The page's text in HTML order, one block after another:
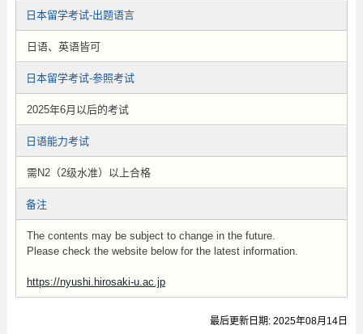
日本留学考试-出题语言
日语、英语皆可
日本留学考试-参照考试
2025年6月以后的考试
日语能力考试
需N2（2级水准）以上合格
备注
The contents may be subject to change in the future.
Please check the website below for the latest information.
https://nyushi.hirosaki-u.ac.jp
最后更新日期: 2025年08月14日